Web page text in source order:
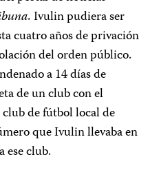
Ivulin pudiera ser
cuatro años de privación
del orden público.
a 14 días de
de un club con el
de fútbol local de
que Ivulin llevaba en
ese club.